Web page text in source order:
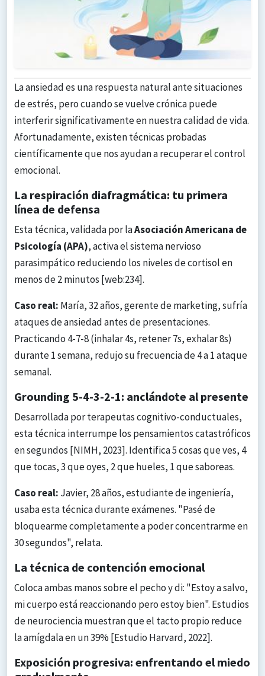
La ansiedad es una respuesta natural ante situaciones
de estrés, pero cuando se vuelve crónica puede
interferir significativamente en nuestra calidad de vida.
Afortunadamente, existen técnicas probadas
científicamente que nos ayudan a recuperar el control
emocional.
La respiración diafragmática: tu primera
línea de defensa
Esta técnica, validada por laAsociación Americana de
Psicología (APA), activa el sistema nervioso
parasimpático reduciendo los niveles de cortisol en
menos de 2 minutos [web:234].
Caso real: María, 32 años, gerente de marketing, sufría
ataques de ansiedad antes de presentaciones.
Practicando 4-7-8 (inhalar 4s, retener 7s, exhalar 8s)
durante 1 semana, redujo su frecuencia de 4 a 1 ataque
semanal.
Grounding 5-4-3-2-1: anclándote al presente
Desarrollada por terapeutas cognitivo-conductuales,
esta técnica interrumpe los pensamientos catastróficos
en segundos [NIMH, 2023]. Identifica 5 cosas que ves, 4
que tocas, 3 que oyes, 2 que hueles, 1 que saboreas.
Caso real: Javier, 28 años, estudiante de ingeniería,
usaba esta técnica durante exámenes. "Pasé de
bloquearme completamente a poder concentrarme en
30 segundos", relata.
La técnica de contención emocional
Coloca ambas manos sobre el pecho y di: "Estoy a salvo,
mi cuerpo está reaccionando pero estoy bien". Estudios
de neurociencia muestran que el tacto propio reduce
la amígdala en un 39% [Estudio Harvard, 2022].
Exposición progresiva: enfrentando el miedo